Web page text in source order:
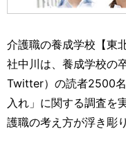
介護職の養成学校【東
社中川は、養成学校の
Twitter）の読者2500
入れ」に関する調査を
護職の考え方が浮き彫